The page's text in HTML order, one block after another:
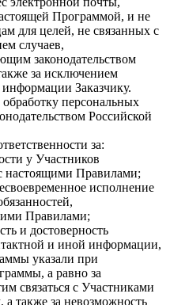
Программой, и не
для целей, не связанных с
случаев,
законодательством
за исключением
Заказчику.
персональных
Российской
за:
у Участников
настоящими Правилами;
исполнение
Правилами;
и достоверность
и иной информации,
указали при
а равно за
связаться с Участниками
также за невозможность